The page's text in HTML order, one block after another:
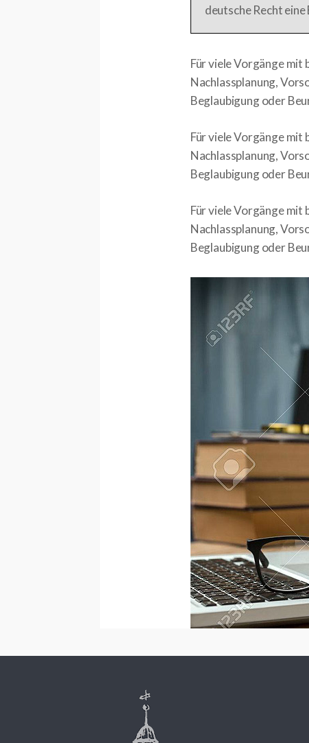
deutsche Recht
Für viele Vorgänge mit
Nachlassplanung,
Beglaubigung oder
Für viele Vorgänge mit
Nachlassplanung,
Beglaubigung oder
Für viele Vorgänge mit
Nachlassplanung,
Beglaubigung oder